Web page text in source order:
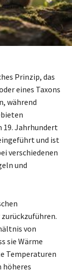
Prinzip, das
eines Taxons
während
19. Jahrhundert
und ist
verschiedenen
und
von
sie Wärme
Temperaturen
höheres